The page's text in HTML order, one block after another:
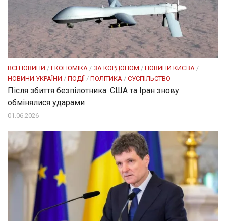
ВСІ НОВИНИ / ЕКОНОМІКА / ЗА КОРДОНОМ / НОВИНИ КИЄВА /
НОВИНИ УКРАЇНИ / ПОДІЇ/ ПОЛІТИКА / СУСПІЛЬСТВО
Після збиття безпілотника: США та Іран знову
обмінялися ударами
01.06.2026